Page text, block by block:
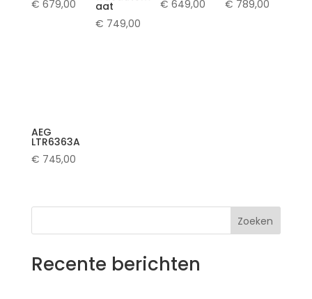
€ 679,00
aat
€ 749,00
€ 649,00
€ 789,00
AEG
LTR6363A
€ 745,00
Zoeken
Recente berichten